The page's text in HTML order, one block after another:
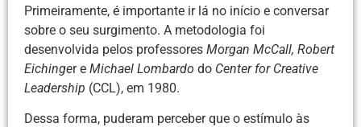
Primeiramente, é importante ir lá no início e conversar
sobre o seu surgimento. A metodologia foi
desenvolvida pelos professores Morgan McCall, Robert
Eichinger e Michael Lombardo do Center for Creative
Leadership (CCL), em 1980.
Dessa forma, puderam perceber que o estímulo às